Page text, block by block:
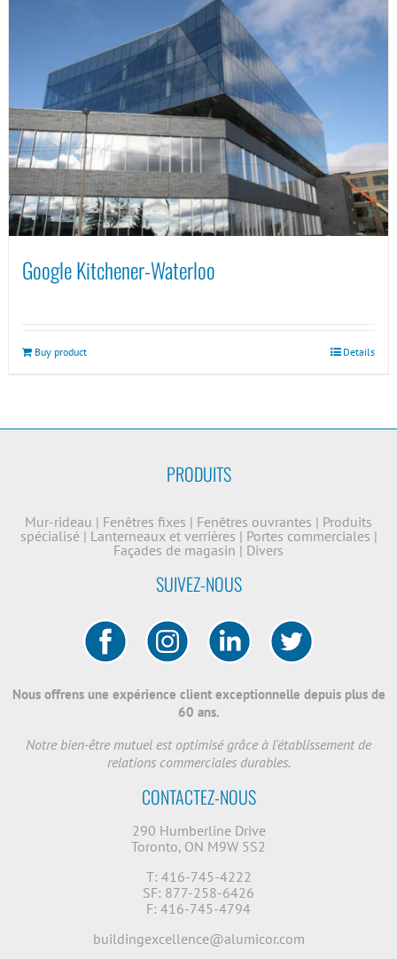
Google Kitchener-Waterloo
Buy product Details
PRODUITS
Mur-rideau | Fenêtres fixes | Fenêtres ouvrantes | Produits
spécialisé | Lanterneaux et verrières | Portes commerciales |
Façades de magasin | Divers
SUIVEZ-NOUS
Nous offrens une expérience client exceptionnelle depuis plus de
60 ans.
Notre bien-être mutuel est optimisé grâce à l'établissement de
relations commerciales durables.
CONTACTEZ-NOUS
290 Humberline Drive
Toronto, ON M9W 5S2
T: 416-745-4222
SF: 877-258-6426
F: 416-745-4794
buildingexcellence@alumicor.com